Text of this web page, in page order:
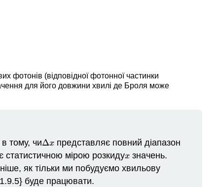
фотонів (відповідної фотонної частинки
для його довжини хвилі де Броля може
тому, чиΔx
Δx представляє повний діапазон
статистичною мірою розкидуx
x значень.
як тільки ми побудуємо хвильову
буде працювати.